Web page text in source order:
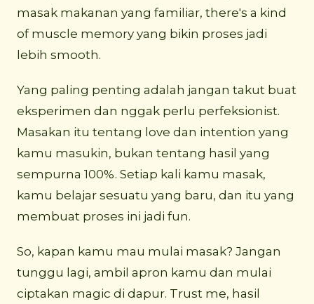
masak makanan yang familiar, there's a kind
of muscle memory yang bikin proses jadi
lebih smooth.
Yang paling penting adalah jangan takut buat
eksperimen dan nggak perlu perfeksionist.
Masakan itu tentang love dan intention yang
kamu masukin, bukan tentang hasil yang
sempurna 100%. Setiap kali kamu masak,
kamu belajar sesuatu yang baru, dan itu yang
membuat proses ini jadi fun.
So, kapan kamu mau mulai masak? Jangan
tunggu lagi, ambil apron kamu dan mulai
ciptakan magic di dapur. Trust me, hasil